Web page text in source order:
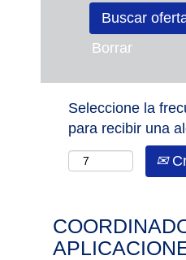
Borrar
Seleccione la
para recibir una